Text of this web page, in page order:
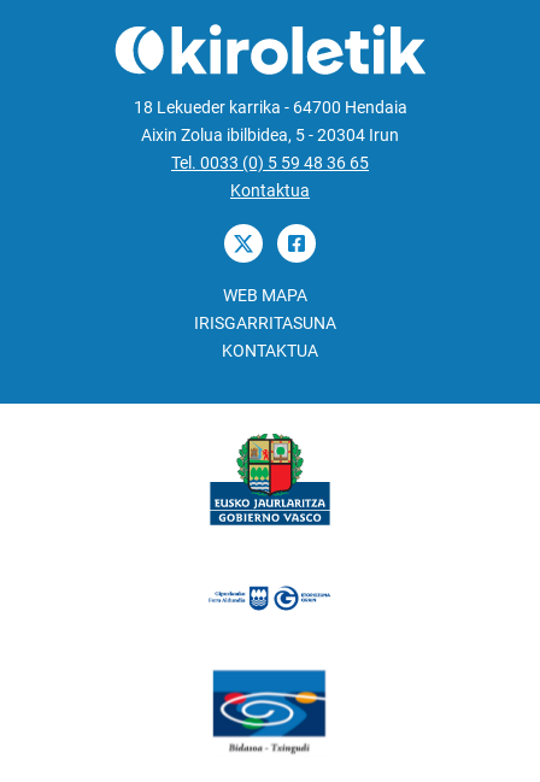
18 Lekueder karrika - 64700 Hendaia
Aixin Zolua ibilbidea, 5 - 20304 Irun
Tel. 0033 (0) 5 59 48 36 65
Kontaktua
WEB MAPA
IRISGARRITASUNA
KONTAKTUA